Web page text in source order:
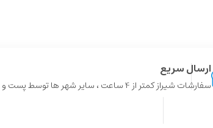
ارسال سریع
سفارشات شیراز کمتر از 4 ساعت ، سایر شهر ها توسط پست و تیپاکس